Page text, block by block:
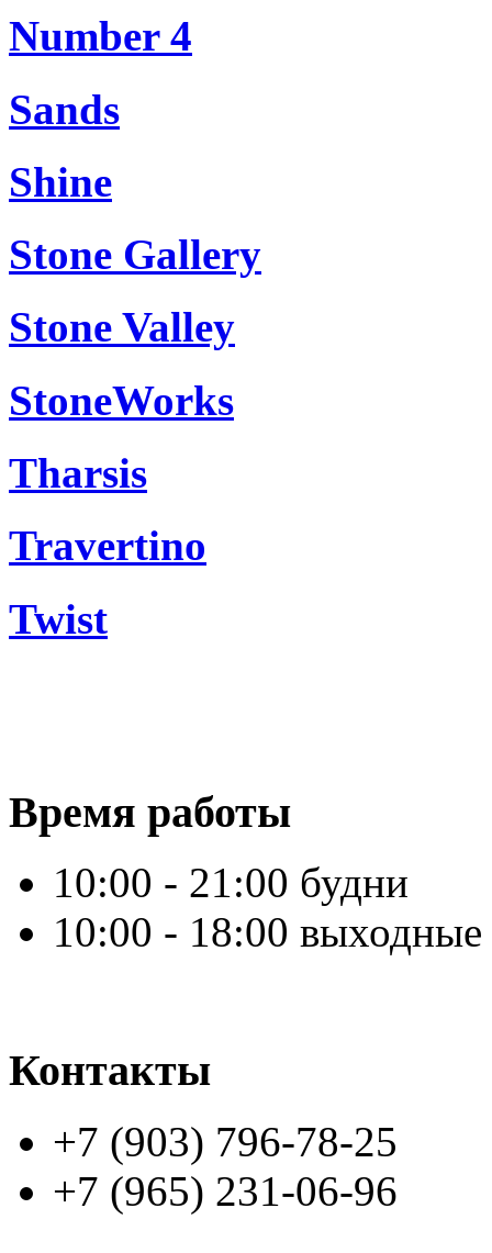
Number 4
Sands
Shine
Stone Gallery
Stone Valley
StoneWorks
Tharsis
Travertino
Twist
Время работы
10:00 - 21:00 будни
10:00 - 18:00 выходные
Контакты
+7 (903) 796-78-25
+7 (965) 231-06-96